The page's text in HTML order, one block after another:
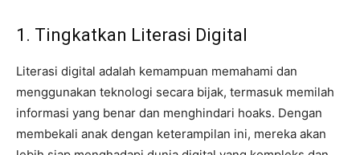
1. Tingkatkan Literasi Digital
Literasi digital adalah kemampuan memahami dan
menggunakan teknologi secara bijak, termasuk memilah
informasi yang benar dan menghindari hoaks. Dengan
membekali anak dengan keterampilan ini, mereka akan